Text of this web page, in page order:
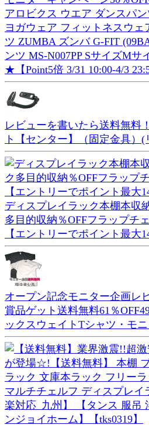
アロビクス ウエア ダンスパ
ヨガウェア フィットネスウ
ツ ZUMBA ズンバ G-FIT
ンツ MS-N007PP SサイズMサ
★【Point5倍 3/31 10:00-4/3
レビューを書いたら送料無料
ト【センター】（固定金具）
ディスプレイラック本棚本収
多目的収納％OFFフラップ
【エントリーでポイント最大
オープン記念モニター企画レ
賞品ゲット送料無料61％
ックスウェイトTシャツ・モニ